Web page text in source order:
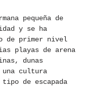
pequeña de
y se ha
de primer nivel
playas de arena
dunas
una cultura
de escapada